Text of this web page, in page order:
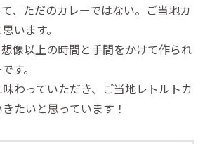
、ただのカレーではない。ご当地カ
います。
像以上の時間と手間をかけて作られ
す。
わっていただき、ご当地レトルトカ
たいと思っています！